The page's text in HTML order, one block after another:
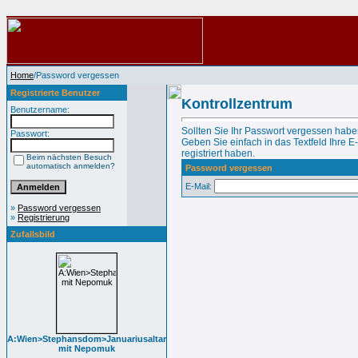
Home/Password vergessen
Registrierte Benutzer
Benutzername:
Passwort:
Beim nächsten Besuch
automatisch anmelden?
» Password vergessen
» Registrierung
Zufallsbild
A:Wien>Stephansdom>Januariusaltar
mit Nepomuk
Kontrollzentrum
Sollten Sie Ihr Passwort vergessen
Geben Sie einfach in das Textfeld Ihre
registriert haben.
Password vergessen
E-Mail: